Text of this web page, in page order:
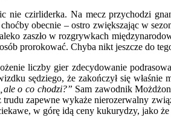
czirliderka. Na mecz przychodzi
obecnie – ostro zwiększając w
zaszło w rozgrywkach
prorokować. Chyba nikt jeszcze do
liczby gier zdecydowanie
sędziego, że zakończył się
„ale o co chodzi?” Sam zawodnik
zapewne wykaże nierozerwalny
w górę idą ceny kukurydzy, jako